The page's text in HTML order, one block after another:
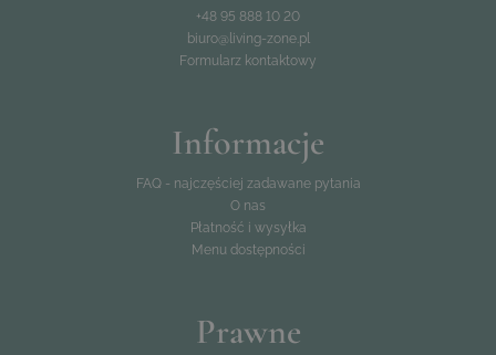
+48 95 888 10 20
biuro@living-zone.pl
Formularz kontaktowy
Informacje
FAQ - najczęściej zadawane pytania
O nas
Płatność i wysyłka
Menu dostępności
Prawne